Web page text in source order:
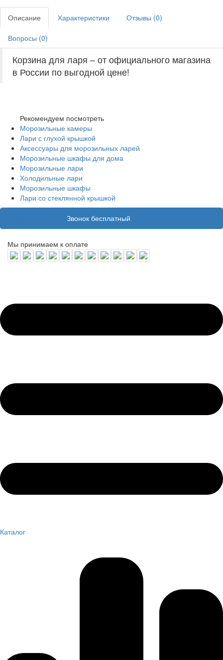
Описание Характеристики Отзывы (0)
Вопросы (0)
Корзина для ларя – от официального магазина
в России по выгодной цене!
Рекомендуем посмотреть
Морозильные камеры
Лари с глухой крышкой
Аксессуары для морозильных ларей
Морозильные шкафы для дома
Морозильные лари
Холодильные лари
Морозильные шкафы
Лари со стеклянной крышкой
Звонок бесплатный
Мы принимаем к оплате
Каталог